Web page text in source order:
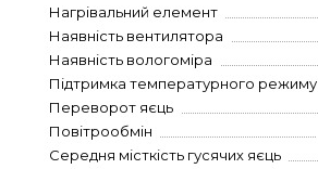
Нагрівальний елемент
Наявність вентилятора
Наявність вологоміра
Підтримка температурного режиму
Переворот яєць
Повітрообмін
Середня місткість гусячих яєць